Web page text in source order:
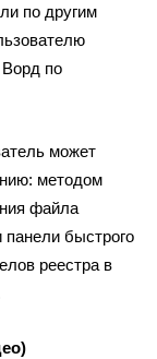
по другим
Ворд по
может
методом
файла
быстрого
реестра в